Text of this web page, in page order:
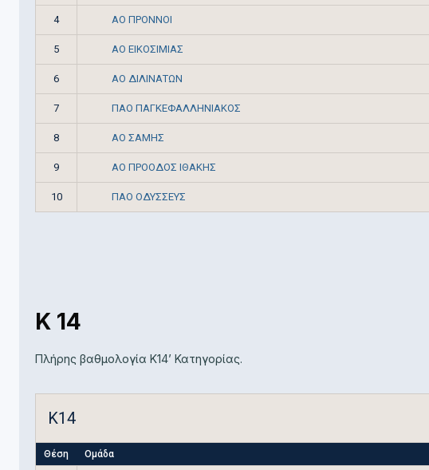
4 ΑΟ ΠΡΟΝΝΟΙ
5 ΑΟ ΕΙΚΟΣΙΜΙΑΣ
6 ΑΟ ΔΙΛΙΝΑΤΩΝ
7 ΠΑΟ ΠΑΓΚΕΦΑΛΛΗΝΙΑΚΟΣ
8 ΑΟ ΣΑΜΗΣ
9 ΑΟ ΠΡΟΟΔΟΣ ΙΘΑΚΗΣ
10 ΠΑΟ ΟΔΥΣΣΕΥΣ
K 14
Πλήρης βαθμολογία K14’ Κατηγορίας.
K14
Θέση Ομάδα